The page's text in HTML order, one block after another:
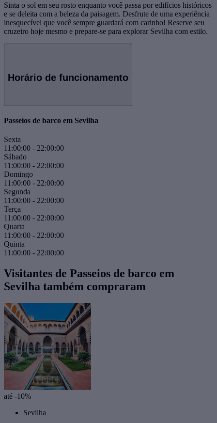
Sinta o sol em seu rosto enquanto você passa por edifícios históricos
e se deleita com a beleza da paisagem. Desfrute de uma experiência
inesquecível que você sempre guardará com carinho! Reserve seu
cruzeiro hoje mesmo e prepare-se para explorar Sevilha com estilo.
Horário de funcionamento
Passeios de barco em Sevilha
Sexta
11:00:00 - 22:00:00
Sábado
11:00:00 - 22:00:00
Domingo
11:00:00 - 22:00:00
Segunda
11:00:00 - 22:00:00
Terça
11:00:00 - 22:00:00
Quarta
11:00:00 - 22:00:00
Quinta
11:00:00 - 22:00:00
Visitantes de Passeios de barco em
Sevilha também compraram
até -10%
Sevilha